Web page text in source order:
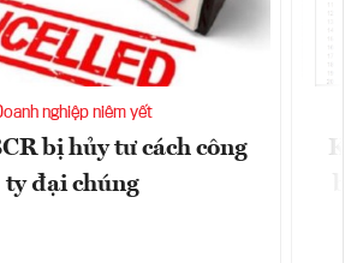
Doanh nghiệp niêm yết
bị hủy tư cách công
ty đại chúng